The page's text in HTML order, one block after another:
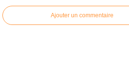
Ajouter un commentaire